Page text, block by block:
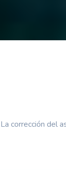
La corrección del